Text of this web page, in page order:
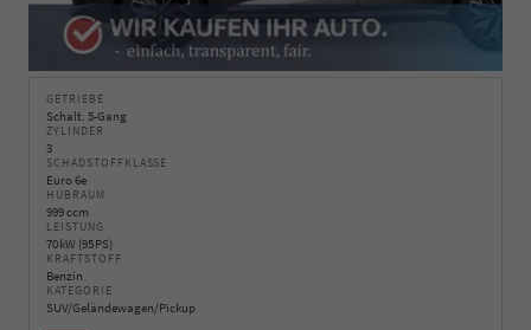
GETRIEBE
Schalt. 5-Gang
ZYLINDER
3
SCHADSTOFFKLASSE
Euro 6e
HUBRAUM
999 ccm
LEISTUNG
70 kW (95 PS)
KRAFTSTOFF
Benzin
KATEGORIE
SUV/Geländewagen/Pickup